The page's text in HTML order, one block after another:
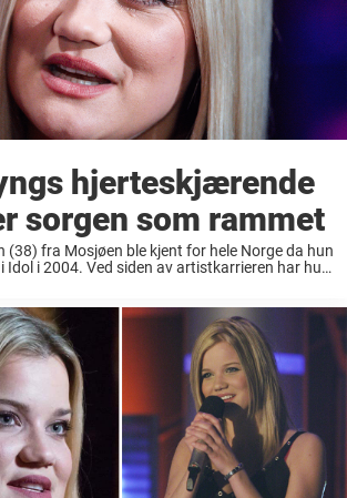
hjerteskjærende
sorgen som rammet
(38) fra Mosjøen ble kjent for hele Norge da hun
Idol i 2004. Ved siden av artistkarrieren har hun